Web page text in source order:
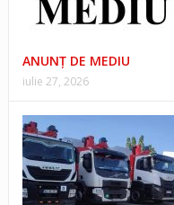
ANUNŢ DE MEDIU
iulie 27, 2026